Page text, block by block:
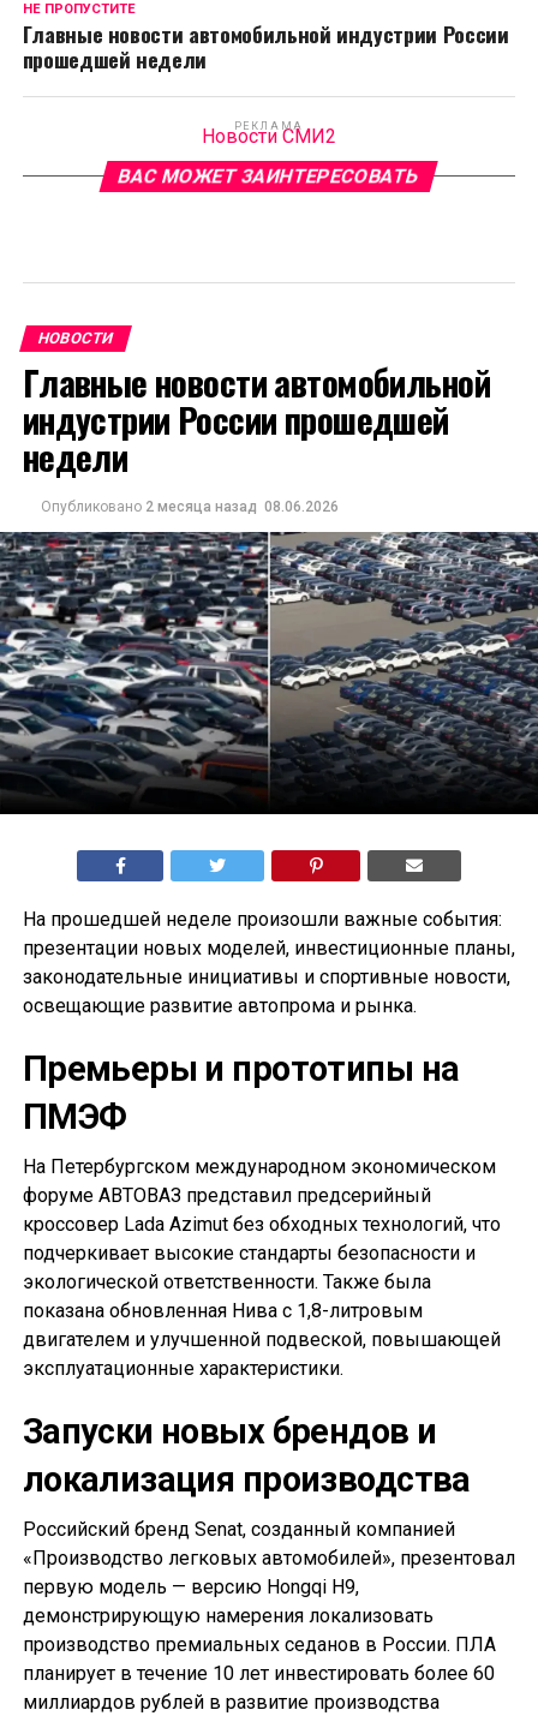
НЕ ПРОПУСТИТЕ
Главные новости автомобильной индустрии России
прошедшей недели
РЕКЛАМА
Новости СМИ2
ВАС МОЖЕТ ЗАИНТЕРЕСОВАТЬ
НОВОСТИ
Главные новости автомобильной
индустрии России прошедшей
недели
Опубликовано 2 месяца назад 08.06.2026
На прошедшей неделе произошли важные события:
презентации новых моделей, инвестиционные планы,
законодательные инициативы и спортивные новости,
освещающие развитие автопрома и рынка.
Премьеры и прототипы на
ПМЭФ
На Петербургском международном экономическом
форуме АВТОВАЗ представил предсерийный
кроссовер Lada Azimut без обходных технологий, что
подчеркивает высокие стандарты безопасности и
экологической ответственности. Также была
показана обновленная Нива с 1,8-литровым
двигателем и улучшенной подвеской, повышающей
эксплуатационные характеристики.
Запуски новых брендов и
локализация производства
Российский бренд Senat, созданный компанией
«Производство легковых автомобилей», презентовал
первую модель — версию Hongqi H9,
демонстрирующую намерения локализовать
производство премиальных седанов в России. ПЛА
планирует в течение 10 лет инвестировать более 60
миллиардов рублей в развитие производства